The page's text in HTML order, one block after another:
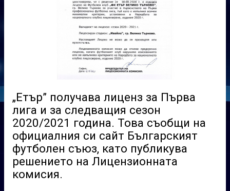
„Етър” получава лиценз за Първа
лига и за следващия сезон
2020/2021 година. Това съобщи на
официалния си сайт Българският
футболен съюз, като публикува
решението на Лицензионната
комисия.